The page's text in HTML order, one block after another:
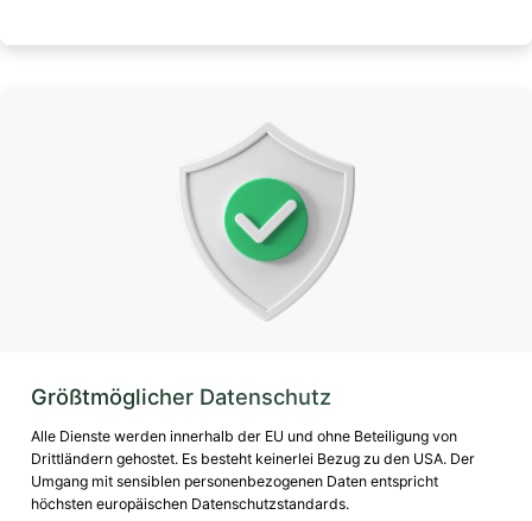
Größtmöglicher Datenschutz
Alle Dienste werden innerhalb der EU und ohne Beteiligung von
Drittländern gehostet. Es besteht keinerlei Bezug zu den USA. Der
Umgang mit sensiblen personenbezogenen Daten entspricht
höchsten europäischen Datenschutzstandards.